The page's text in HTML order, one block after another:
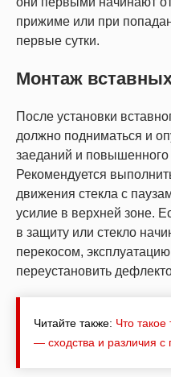
прижиме или при
первые сутки.
Монтаж
После установки
должно подниматься и
заеданий и повышенного
Рекомендуется
движения стекла с
усилие в верхней зоне.
в защиту или стекло
перекосом,
переустановить
Читайте также: Что
— сходства и различия